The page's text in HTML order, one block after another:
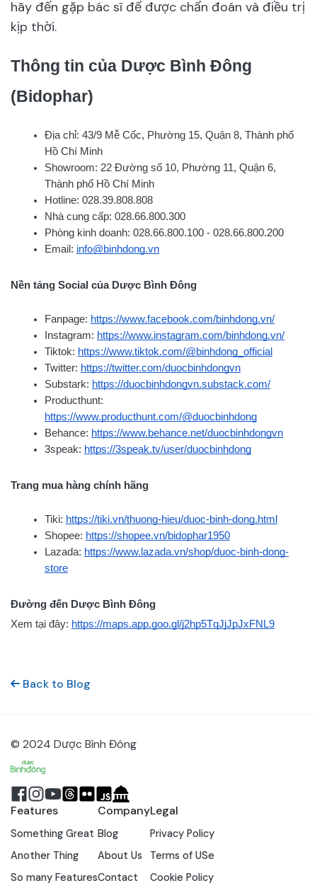
hãy đến gặp bác sĩ để được chẩn đoán và điều trị
kịp thời.
Thông tin của Dược Bình Đông
(Bidophar)
Địa chỉ: 43/9 Mễ Cốc, Phường 15, Quận 8, Thành phố
Hồ Chí Minh
Showroom: 22 Đường số 10, Phường 11, Quận 6,
Thành phố Hồ Chí Minh
Hotline: 028.39.808.808
Nhà cung cấp: 028.66.800.300
Phòng kinh doanh: 028.66.800.100 - 028.66.800.200
Email: info@binhdong.vn
Nền tảng Social của Dược Bình Đông
Fanpage: https://www.facebook.com/binhdong.vn/
Instagram: https://www.instagram.com/binhdong.vn/
Tiktok: https://www.tiktok.com/@binhdong_official
Twitter: https://twitter.com/duocbinhdongvn
Substark: https://duocbinhdongvn.substack.com/
Producthunt:
https://www.producthunt.com/@duocbinhdong
Behance: https://www.behance.net/duocbinhdongvn
3speak: https://3speak.tv/user/duocbinhdong
Trang mua hàng chính hãng
Tiki: https://tiki.vn/thuong-hieu/duoc-binh-dong.html
Shopee: https://shopee.vn/bidophar1950
Lazada: https://www.lazada.vn/shop/duoc-binh-dong-
store
Đường đến Dược Bình Đông
Xem tại đây: https://maps.app.goo.gl/j2hp5TqJjJpJxFNL9
Back to Blog
© 2024 Dược Bình Đông
Features
Something Great
Another Thing
So many Features
Company
Blog
About Us
Contact
Legal
Privacy Policy
Terms of USe
Cookie Policy